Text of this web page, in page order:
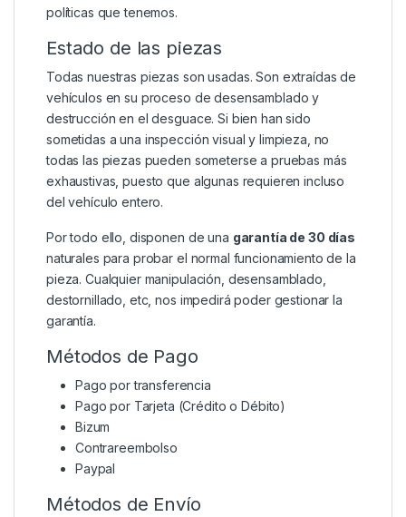
políticas que tenemos.
Estado de las piezas
Todas nuestras piezas son usadas. Son extraídas de
vehículos en su proceso de desensamblado y
destrucción en el desguace. Si bien han sido
sometidas a una inspección visual y limpieza, no
todas las piezas pueden someterse a pruebas más
exhaustivas, puesto que algunas requieren incluso
del vehículo entero.
Por todo ello, disponen de una garantía de 30 días
naturales para probar el normal funcionamiento de la
pieza. Cualquier manipulación, desensamblado,
destornillado, etc, nos impedirá poder gestionar la
garantía.
Métodos de Pago
Pago por transferencia
Pago por Tarjeta (Crédito o Débito)
Bizum
Contrareembolso
Paypal
Métodos de Envío